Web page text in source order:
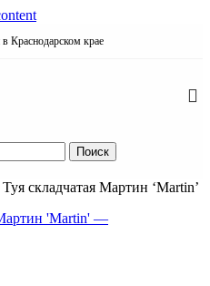
Краснодарском крае
Поиск
Туя складчатая Мартин ‘Martin’